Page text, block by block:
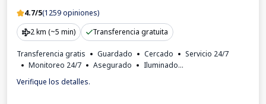
4.7/5(1259 opiniones)
2 km (~5 min)
Transferencia gratuita
Transferencia gratis Guardado Cercado
Servicio 24/7
Monitoreo 24/7
Asegurado
Iluminado
Lugares para autobuses
Factura IVA
Verifique los detalles.